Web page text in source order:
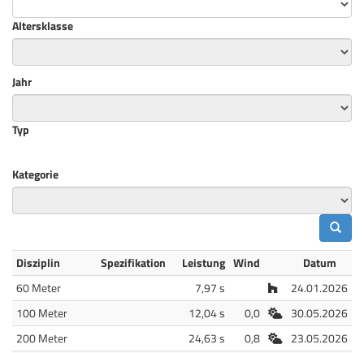
Altersklasse
Jahr
Typ
Kategorie
Disziplin Spezifikation Leistung Wind
Datum
60 Meter
7,97 s Halle24.01.2026
100 Meter
12,04 s 0,0 Freiluft
30.05.2026
200 Meter
24,63 s 0,8 Freiluft
23.05.2026